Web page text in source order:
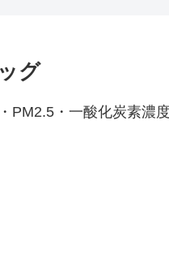
グ
PM2.5・一酸化炭素濃